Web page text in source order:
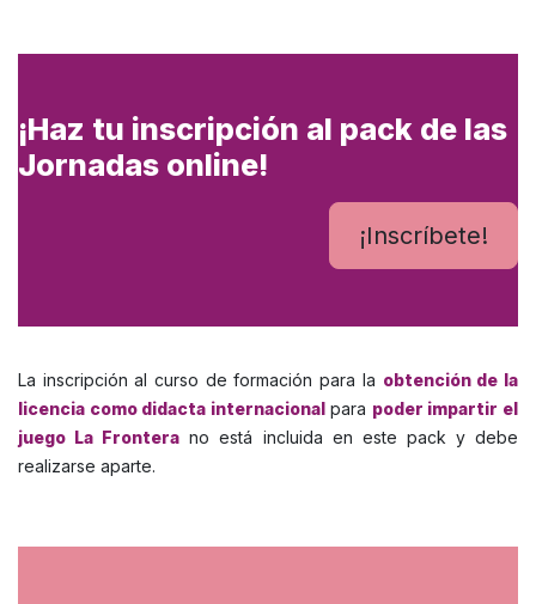
¡Haz tu inscripción al pack de las
Jornadas online!
¡Inscríbete!
La inscripción al curso de formación para la obtención de la
licencia como didacta internacional para poder impartir el
juego La Frontera no está incluida en este pack y debe
realizarse aparte.